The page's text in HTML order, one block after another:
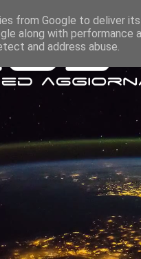
from Google to deliver
along with
and address abuse.